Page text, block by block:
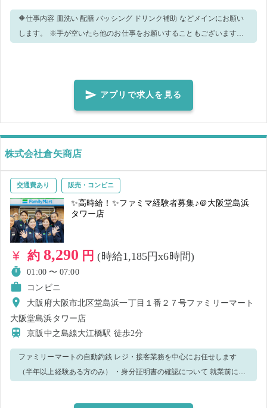
🔶仕事内容 皿洗い 配膳 バッシング ドリンク補助 などメインにお願い
します。 ※手が空いたら他のお仕事をお願いすることもございます。
■ ※経験年数は６カ月以上あれば大丈夫です！ 学生時代のアルバイト
など、なにかしら飲食店での勤務経験をお持ちの方、お待ちしており
で勤務したいという方も歓迎します。 就業後にスタッフにお声がけく
ださい。 最初は不安…という方、初心者でもやさしくサポートします
ので安心してください。 気になった方はぜひご応募ください♪
アプリで求人を見る
株式会社倉矢商店
交通費あり 販売・コンビニ
✨高時給！✨ファミマ経験者募集♪＠大阪堂島浜
タワー店
約 8,290 円(時給1,185円x6時間)
01:00 〜 07:00
コンビニ
大阪府大阪市北区堂島浜一丁目１番２７号ファミリーマート
大阪堂島浜タワー店
京阪中之島線大江橋駅 徒歩2分
ファミリーマートの自動釣銭 レジ・接客業務を中心にお任せします
（半年以上経験ある方のみ） ・身分証明書の確認について 就業前に名
中、万一窃盗・金銭トラブル等が発生した場合、防犯カメラの記録を